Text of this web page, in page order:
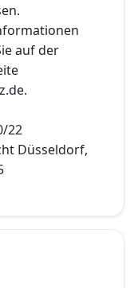
auf der
22
Düsseldorf,